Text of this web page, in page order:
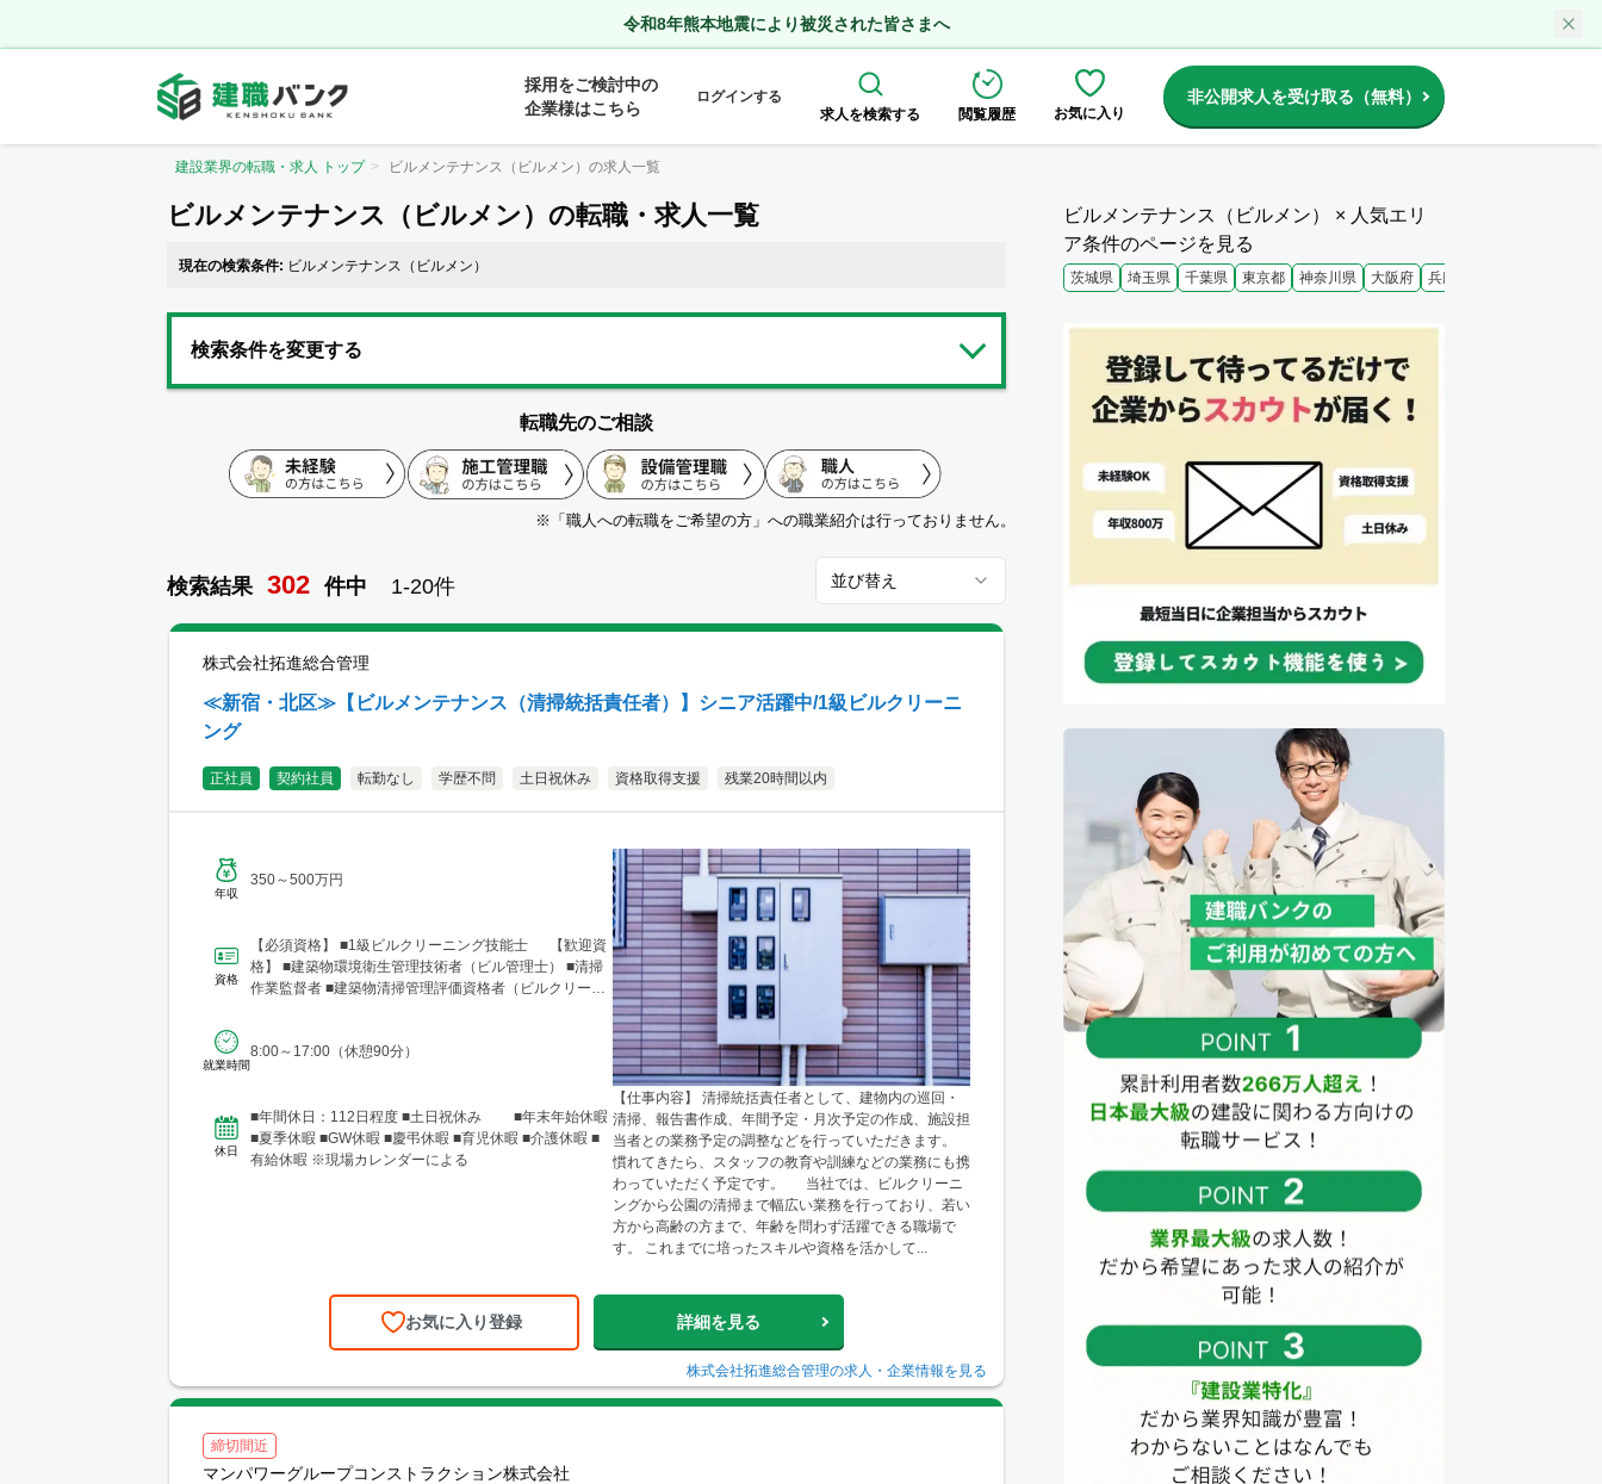
令和8年熊本地震により被災された皆さまへ
採用をご検討中の
企業様はこちら
ログインする
求人を検索する
閲覧履歴 お気に入り
非公開求人を受け取る（無料）
建設業界の転職・求人 トップ ビルメンテナンス（ビルメン）の求人一覧
ビルメンテナンス（ビルメン）の転職・求人一覧
現在の検索条件: ビルメンテナンス（ビルメン）
検索条件を変更する
転職先のご相談
※「職人への転職をご希望の方」への職業紹介は行っておりません。
検索結果 302 件中 1-20件 並び替え
株式会社拓進総合管理
≪新宿・北区≫【ビルメンテナンス（清掃統括責任者）】シニア活躍中/1級ビルクリーニ
ング
正社員 契約社員 転勤なし 学歴不問 土日祝休み 資格取得支援 残業20時間以内
年収
350～500万円
資格
【必須資格】 ■1級ビルクリーニング技能士 【歓迎資
格】 ■建築物環境衛生管理技術者（ビル管理士） ■清掃
作業監督者 ■建築物清掃管理評価資格者（ビルクリーニ
就業時間
8:00～17:00（休憩90分）
休日
■年間休日：112日程度 ■土日祝休み ■年末年始休暇
■夏季休暇 ■GW休暇 ■慶弔休暇 ■育児休暇 ■介護休暇 ■
有給休暇 ※現場カレンダーによる
【仕事内容】 清掃統括責任者として、建物内の巡回・
清掃、報告書作成、年間予定・月次予定の作成、施設担
当者との業務予定の調整などを行っていただきます。
慣れてきたら、スタッフの教育や訓練などの業務にも携
わっていただく予定です。 当社では、ビルクリーニ
ングから公園の清掃まで幅広い業務を行っており、若い
方から高齢の方まで、年齢を問わず活躍できる職場で
す。 これまでに培ったスキルや資格を活かして...
お気に入り登録 詳細を見る
株式会社拓進総合管理の求人・企業情報を見る
締切間近
マンパワーグループコンストラクション株式会社
ビルメンテナンス（ビルメン） × 人気エリ
ア条件のページを見る
茨城県 埼玉県 千葉県 東京都 神奈川県 大阪府 兵庫県